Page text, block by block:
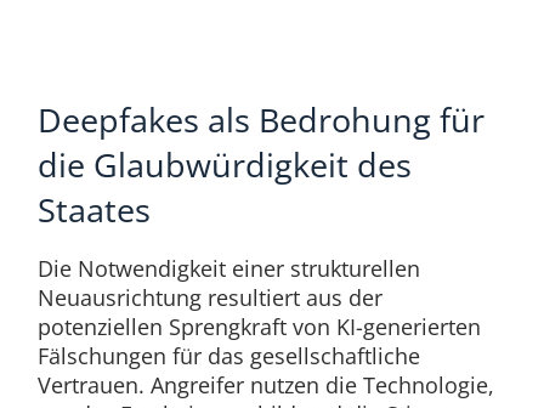
Deepfakes als Bedrohung für
die Glaubwürdigkeit des
Staates
Die Notwendigkeit einer strukturellen
Neuausrichtung resultiert aus der
potenziellen Sprengkraft von KI-generierten
Fälschungen für das gesellschaftliche
Vertrauen. Angreifer nutzen die Technologie,